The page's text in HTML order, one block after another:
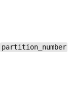
partition_number